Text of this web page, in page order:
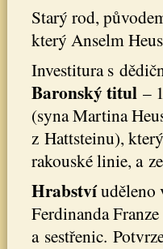
Starý rod,
který Anselm
Investitura s
Baronský titul–
(syna Martina
z Hattsteinu),
rakouské linie, a
Hrabstvíuděleno
Ferdinanda
a sestřenic.